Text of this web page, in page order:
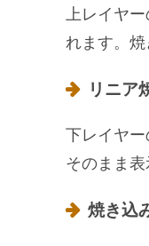
上レイヤ
れます。
リニア
下レイヤ
そのまま
焼き込